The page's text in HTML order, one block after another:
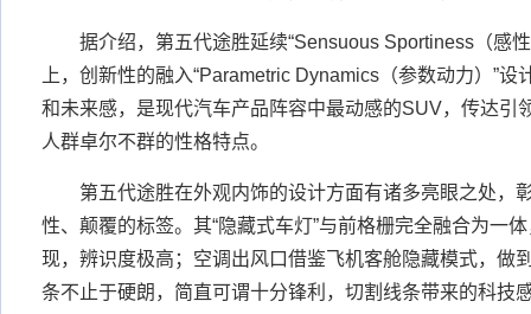
据介绍，第五代途胜延续“Sensuous Sportiness（感性
上，创新性的融入“Parametric Dynamics（参数动力）”
和未来感，是现代汽车产品阵容中最动感的SUV，传达引
人群卓尔不群的性格特点。
第五代途胜在外观内饰的设计方面有诸多亮眼之处，
性、颠覆的标签。其“隐藏式车灯”与前格栅完全融合为一
现，辨识度极高；空调出风口借鉴飞机客舱隐藏模式，做
条不止于硬朗，简直可谓十分锋利，切割线条带来的科技